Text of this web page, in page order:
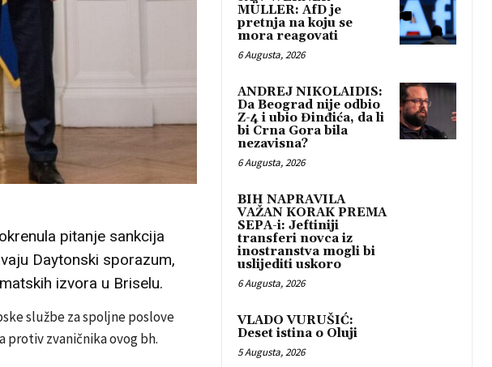
pitanje sankcija
Daytonski sporazum,
izvora u Briselu.
službe za spoljne poslove
protiv zvaničnika ovog bh.
MÜLLER: AfD je
pretnja na koju se
mora reagovati
6 Augusta, 2026
ANDREJ NIKOLAIDIS:
Da Beograd nije odbio
Z-4 i ubio Đinđića, da li
bi Crna Gora bila
nezavisna?
6 Augusta, 2026
BIH NAPRAVILA
VAŽAN KORAK PREMA
SEPA-i: Jeftiniji
transferi novca iz
inostranstva mogli bi
uslijediti uskoro
6 Augusta, 2026
VLADO VURUŠIĆ:
Deset istina o Oluji
5 Augusta, 2026